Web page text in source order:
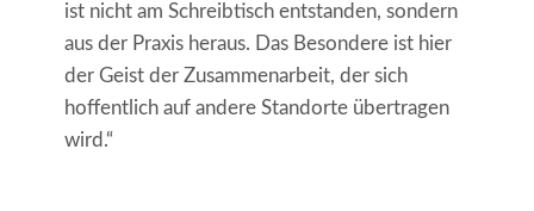
ist nicht am Schreibtisch entstanden, sondern
aus der Praxis heraus. Das Besondere ist hier
der Geist der Zusammenarbeit, der sich
hoffentlich auf andere Standorte übertragen
wird.“